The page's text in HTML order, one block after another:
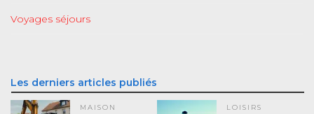
Voyages séjours
Les derniers articles publiés
MAISON LOISIRS